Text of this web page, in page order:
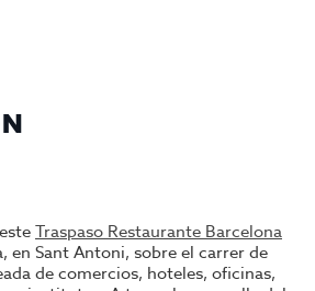
Traspaso Restaurante Barcelona
en Sant Antoni, sobre el carrer de
de comercios, hoteles, oficinas,